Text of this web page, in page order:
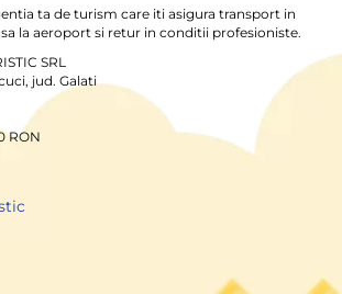
ta de turism care iti asigura transport in
la aeroport si retur in conditii profesioniste.
SRL
jud. Galati
RON